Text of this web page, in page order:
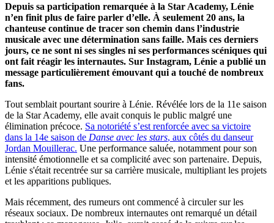
Depuis sa participation remarquée à la Star Academy, Lénie
n’en finit plus de faire parler d’elle. À seulement 20 ans, la
chanteuse continue de tracer son chemin dans l’industrie
musicale avec une détermination sans faille. Mais ces derniers
jours, ce ne sont ni ses singles ni ses performances scéniques qui
ont fait réagir les internautes. Sur Instagram, Lénie a publié un
message particulièrement émouvant qui a touché de nombreux
fans.
Tout semblait pourtant sourire à Lénie. Révélée lors de la 11e saison
de la Star Academy, elle avait conquis le public malgré une
élimination précoce. Sa notoriété s’est renforcée avec sa victoire
dans la 14e saison de Danse avec les stars, aux côtés du danseur
Jordan Mouillerac. Une performance saluée, notamment pour son
intensité émotionnelle et sa complicité avec son partenaire. Depuis,
Lénie s'était recentrée sur sa carrière musicale, multipliant les projets
et les apparitions publiques.
Mais récemment, des rumeurs ont commencé à circuler sur les
réseaux sociaux. De nombreux internautes ont remarqué un détail